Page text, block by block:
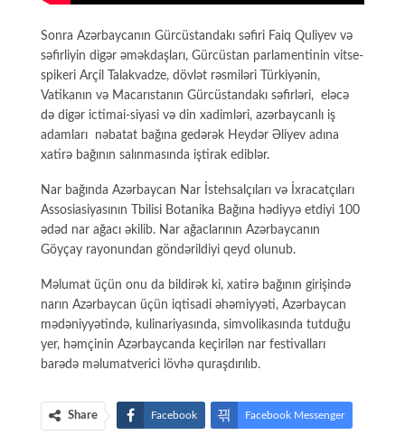
Sonra Azərbaycanın Gürcüstandakı səfiri Faiq Quliyev və
səfirliyin digər əməkdaşları, Gürcüstan parlamentinin vitse-
spikeri Arçil Talakvadze, dövlət rəsmiləri Türkiyənin,
Vatikanın və Macarıstanın Gürcüstandakı səfirləri, eləcə
də digər ictimai-siyasi və din xadimləri, azərbaycanlı iş
adamları nəbatat bağına gedərək Heydər Əliyev adına
xatirə bağının salınmasında iştirak ediblər.
Nar bağında Azərbaycan Nar İstehsalçıları və İxracatçıları
Assosiasiyasının Tbilisi Botanika Bağına hədiyyə etdiyi 100
ədəd nar ağacı əkilib. Nar ağaclarının Azərbaycanın
Göyçay rayonundan göndərildiyi qeyd olunub.
Məlumat üçün onu da bildirək ki, xatirə bağının girişində
narın Azərbaycan üçün iqtisadi əhəmiyyəti, Azərbaycan
mədəniyyətində, kulinariyasında, simvolikasında tutduğu
yer, həmçinin Azərbaycanda keçirilən nar festivalları
barədə məlumatverici lövhə quraşdırılıb.
Share Facebook Facebook Messenger